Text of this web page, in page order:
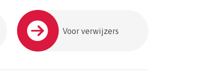
Voor verwijzers